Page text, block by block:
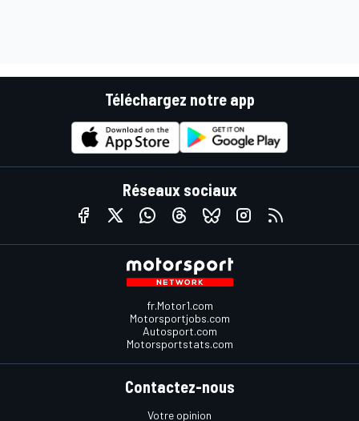
Téléchargez notre app
Réseaux sociaux
fr.Motor1.com
Motorsportjobs.com
Autosport.com
Motorsportstats.com
Contactez-nous
Votre opinion